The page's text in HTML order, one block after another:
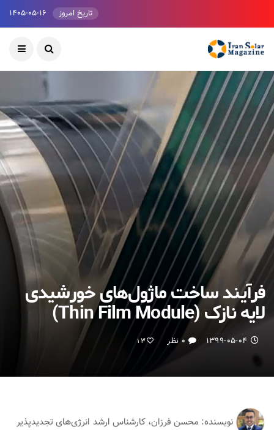
تاریخ امروز ۱۴۰۵-۰۵-۱۶
فرآیند ساخت ماژول‌های خورشیدی
لایه نازک (Thin Film Module)
۱۳۹۹-۰۵-۰۴ ۰ نظر 13
نویسنده: محسن فرزان، کارشناس ارشد انرژی‌های تجدیدپذیر